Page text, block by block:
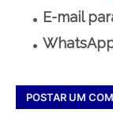
E-mail
POSTAR UM